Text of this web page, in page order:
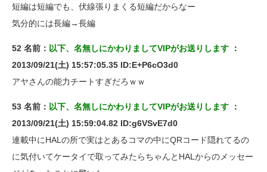
短編は短編でも、伏線張りまくる短編だからなー
気分的には長編→長編
52 名前： 以下、名無しにかわりましてVIPがお送りします ：
2013/09/21(土) 15:57:05.35 ID:E+P6cO3d0
アヤさんの能力チートすぎだろｗｗ
53 名前： 以下、名無しにかわりましてVIPがお送りします ：
2013/09/21(土) 15:59:04.82 ID:g6VSvE7d0
連載中にHALの所で実はとあるコマの中にQRコード隠れてるの
に気付いてケータイで取ってみたらちゃんとHALからのメッセー